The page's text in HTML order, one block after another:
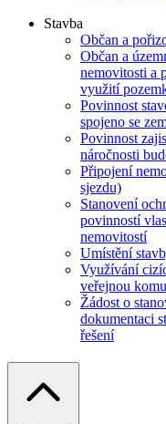
Stavba
Občan a
Občan a
nemovitosti a
využití
Povinnost
spojeno se
Povinnost
náročnosti
Připojení
sjezdu)
Stanovení
povinností
nemovitostí
Umístění
Využívání
veřejnou
Žádost o
dokumentaci
řešení